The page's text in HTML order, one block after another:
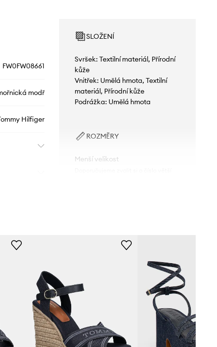
FW0FW08661
modř
Hilfiger
SLOŽENÍ
Svršek: Textilní materiál, Přírodní
kůže
Vnitřek: Umělá hmota, Textilní
materiál, Přírodní kůže
Podrážka: Umělá hmota
ROZMĚRY
Menší velikost